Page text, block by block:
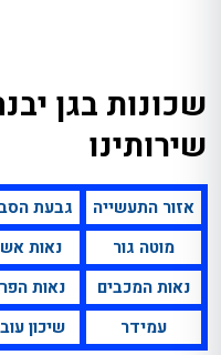
שכונות בגן
שירותינו
אזור התעשייה גבעת
מוטה גור
נאות
נאות המכבים
נאות
עמידר
שיכון